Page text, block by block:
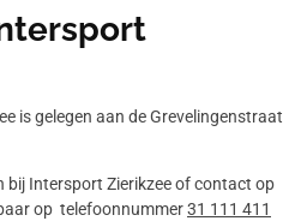
is gelegen aan de Grevelingenstraat
bij Intersport Zierikzee of contact op
op telefoonnummer31 111 411